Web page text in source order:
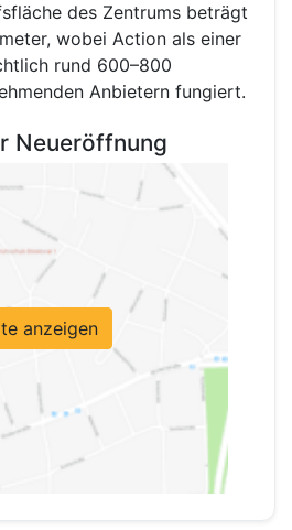
des Zentrums beträgt
wobei Action als einer
rund 600–800
Anbietern fungiert.
Neueröffnung
anzeigen